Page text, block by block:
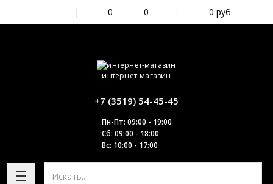
| 0 0 | 0 руб.
интернет-магазин
+7 (3519) 54-45-45
Пн-Пт: 09:00 - 19:00
Сб: 09:00 - 18:00
Вс: 10:00 - 17:00